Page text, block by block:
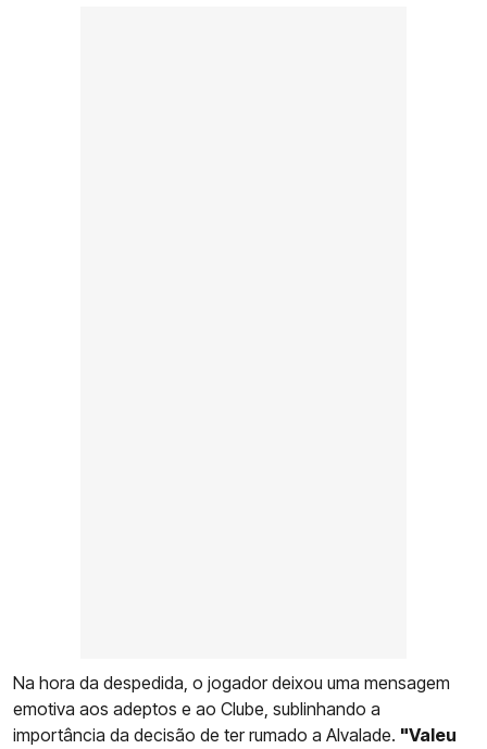
Na hora da despedida, o jogador deixou uma mensagem
emotiva aos adeptos e ao Clube, sublinhando a
importância da decisão de ter rumado a Alvalade. "Valeu